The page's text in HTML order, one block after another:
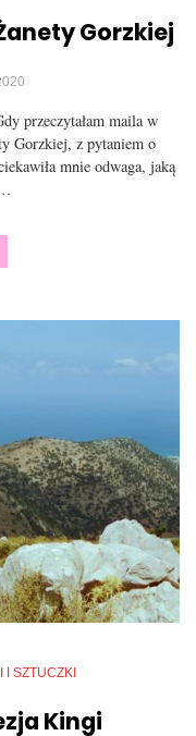
Gorzkiej
przeczytałam maila w
Gorzkiej, z pytaniem o
mnie odwaga, jaką
I SZTUCZKI
Kingi